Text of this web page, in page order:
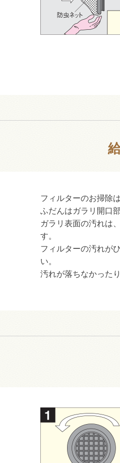
フィルターのお掃除
ふだんはガラリ開口
ガラリ表面の汚れは
す。
フィルターの汚れが
い。
汚れが落ちなかった